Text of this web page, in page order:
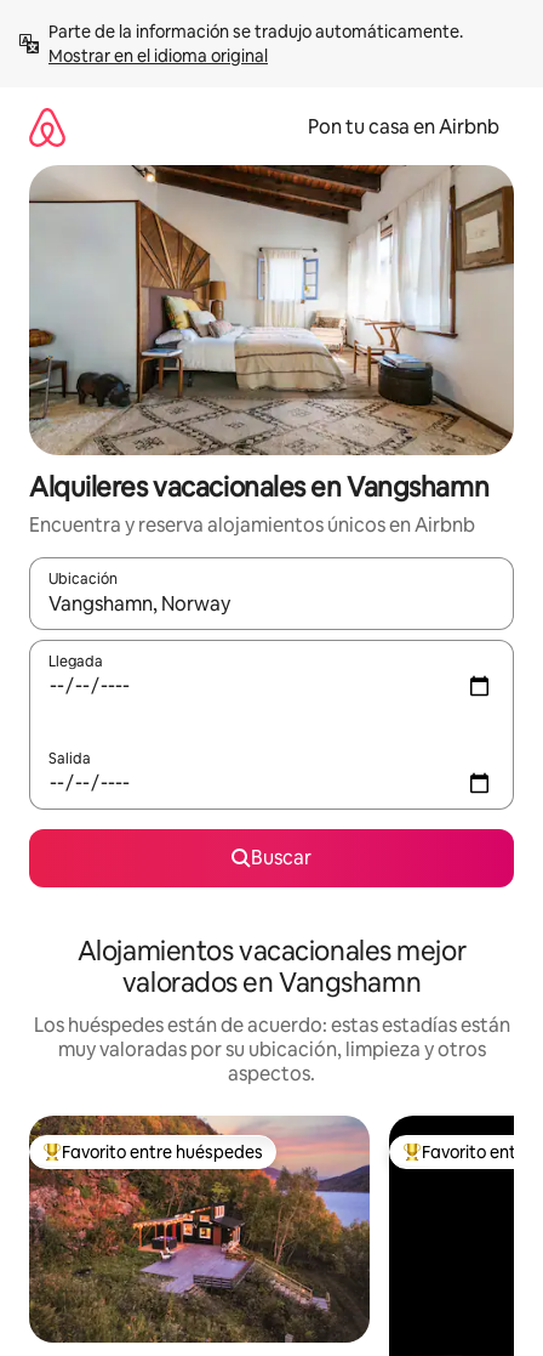
contenidoMostrar en el idioma original
Pon tu casa en Airbnb
Alquileres vacacionales en Vangshamn
Encuentra y reserva alojamientos únicos en Airbnb
Ubicación
Cuando los resultados estén disponibles, navega con las
Llegada
Salida
Buscar
Alojamientos vacacionales mejor
valorados en Vangshamn
Los huéspedes están de acuerdo: estas estadías están
muy valoradas por su ubicación, limpieza y otros
aspectos.
Favorito entre huéspedes preferido
Favorito entre huéspedes Favorito entre
Favorito entre